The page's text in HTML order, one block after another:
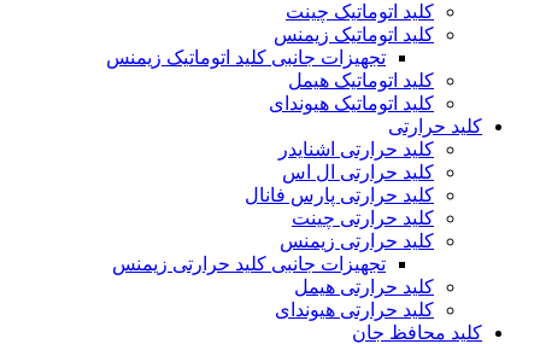
کلید اتوماتیک چینت
کلید اتوماتیک زیمنس
تجهیزات جانبی کلید اتوماتیک زیمنس
کلید اتوماتیک هیمل
کلید اتوماتیک هیوندای
کلید حرارتی
کلید حرارتی اشنایدر
کلید حرارتی ال اس
کلید حرارتی پارس فانال
کلید حرارتی چینت
کلید حرارتی زیمنس
تجهیزات جانبی کلید حرارتی زیمنس
کلید حرارتی هیمل
کلید حرارتی هیوندای
کلید محافظ جان